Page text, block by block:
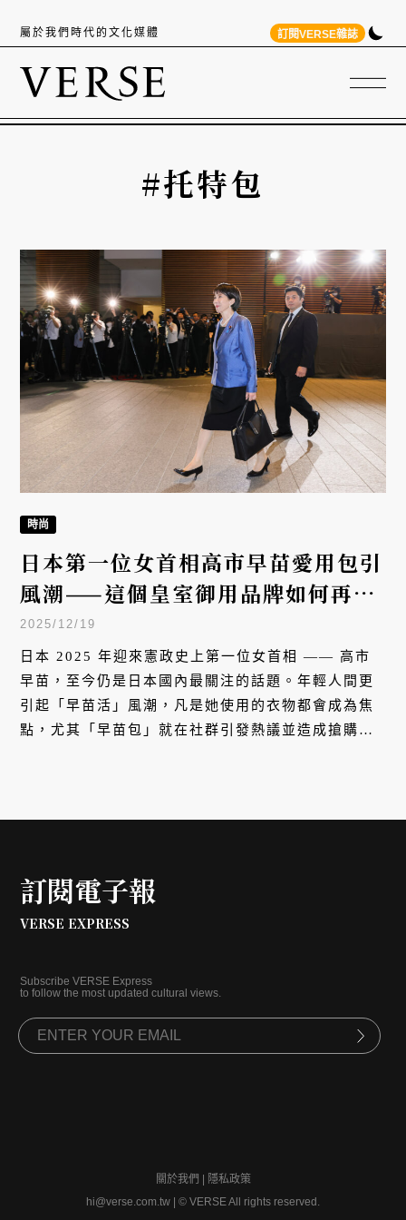
屬於我們時代的文化媒體 訂閱VERSE雜誌
#托特包
時尚
日本第一位女首相高市早苗愛用包引
風潮——這個皇室御用品牌如何再創
佳績？
2025/12/19
日本 2025 年迎來憲政史上第一位女首相 —— 高市
早苗，至今仍是日本國內最關注的話題。年輕人間更
引起「早苗活」風潮，凡是她使用的衣物都會成為焦
點，尤其「早苗包」就在社群引發熱議並造成搶購。
訂閱電子報
VERSE EXPRESS
Subscribe VERSE Express
to follow the most updated cultural views.
關於我們
隱私政策
hi@verse.com.tw
© VERSE All rights reserved.